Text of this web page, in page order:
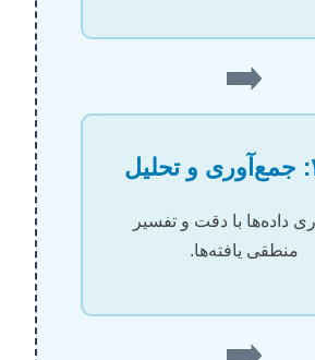
➡️
داده‌ها با دقت و تفسیر
منطقی یافته‌ها.